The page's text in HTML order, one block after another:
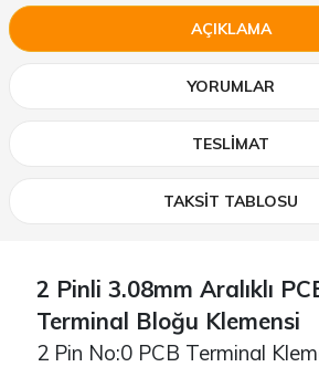
AÇIKLAMA
YORUMLAR
TESLIMAT
TAKSİT TABLOSU
2 Pinli 3.08mm Aralıklı
Terminal Bloğu Klemensi
2 Pin No:0 PCB Terminal